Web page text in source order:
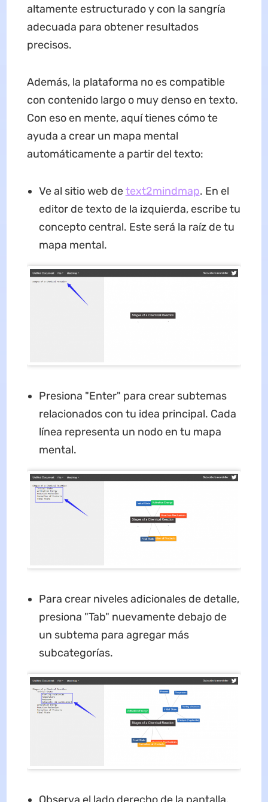
altamente estructurado y con la sangría
adecuada para obtener resultados
precisos.
Además, la plataforma no es compatible
con contenido largo o muy denso en texto.
Con eso en mente, aquí tienes cómo te
ayuda a crear un mapa mental
automáticamente a partir del texto:
Ve al sitio web detext2mindmap. En el
editor de texto de la izquierda, escribe tu
concepto central. Este será la raíz de tu
mapa mental.
Presiona "Enter" para crear subtemas
relacionados con tu idea principal. Cada
línea representa un nodo en tu mapa
mental.
Para crear niveles adicionales de detalle,
presiona "Tab" nuevamente debajo de
un subtema para agregar más
subcategorías.